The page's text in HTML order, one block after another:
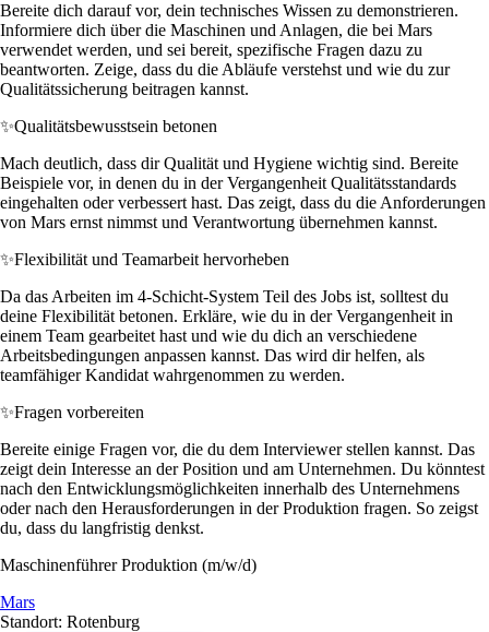
Bereite dich darauf vor, dein technisches Wissen zu demonstrieren.
Informiere dich über die Maschinen und Anlagen, die bei Mars
verwendet werden, und sei bereit, spezifische Fragen dazu zu
beantworten. Zeige, dass du die Abläufe verstehst und wie du zur
Qualitätssicherung beitragen kannst.
✨Qualitätsbewusstsein betonen
Mach deutlich, dass dir Qualität und Hygiene wichtig sind. Bereite
Beispiele vor, in denen du in der Vergangenheit Qualitätsstandards
eingehalten oder verbessert hast. Das zeigt, dass du die Anforderungen
von Mars ernst nimmst und Verantwortung übernehmen kannst.
✨Flexibilität und Teamarbeit hervorheben
Da das Arbeiten im 4-Schicht-System Teil des Jobs ist, solltest du
deine Flexibilität betonen. Erkläre, wie du in der Vergangenheit in
einem Team gearbeitet hast und wie du dich an verschiedene
Arbeitsbedingungen anpassen kannst. Das wird dir helfen, als
teamfähiger Kandidat wahrgenommen zu werden.
✨Fragen vorbereiten
Bereite einige Fragen vor, die du dem Interviewer stellen kannst. Das
zeigt dein Interesse an der Position und am Unternehmen. Du könntest
nach den Entwicklungsmöglichkeiten innerhalb des Unternehmens
oder nach den Herausforderungen in der Produktion fragen. So zeigst
du, dass du langfristig denkst.
Maschinenführer Produktion (m/w/d)
Mars
Standort: Rotenburg